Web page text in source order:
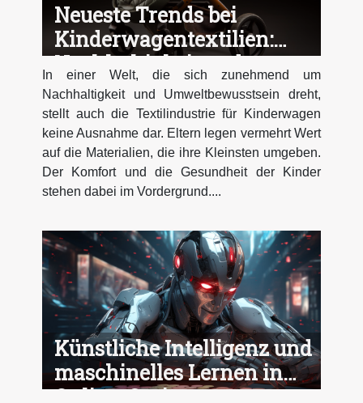
Neueste Trends bei
Kinderwagentextilien:
Nachhaltigkeit und
Komfort
In einer Welt, die sich zunehmend um
Nachhaltigkeit und Umweltbewusstsein dreht,
stellt auch die Textilindustrie für Kinderwagen
keine Ausnahme dar. Eltern legen vermehrt Wert
auf die Materialien, die ihre Kleinsten umgeben.
Der Komfort und die Gesundheit der Kinder
stehen dabei im Vordergrund....
Künstliche Intelligenz und
maschinelles Lernen in
Online-Casinos